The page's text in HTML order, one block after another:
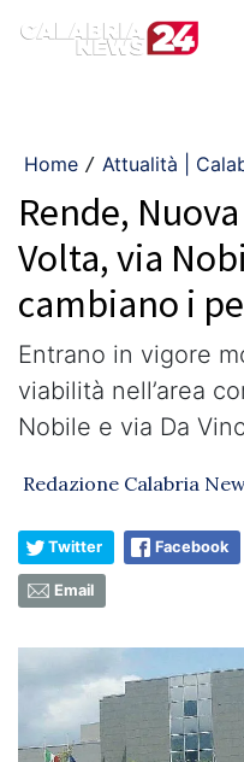
Home / Attualità |
Rende,
Volta, via
cambiano i
Entrano in vigore
viabilità nell’area
Nobile e via Da
Redazione Calabria
Twitter Facebook
Email